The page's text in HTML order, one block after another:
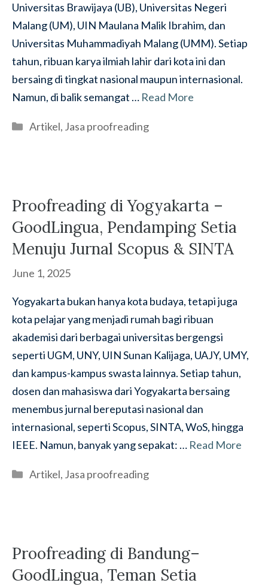
Universitas Brawijaya (UB), Universitas Negeri
Malang (UM), UIN Maulana Malik Ibrahim, dan
Universitas Muhammadiyah Malang (UMM). Setiap
tahun, ribuan karya ilmiah lahir dari kota ini dan
bersaing di tingkat nasional maupun internasional.
Namun, di balik semangat … Read More
Categories
Artikel, Jasa proofreading
Proofreading di Yogyakarta –
GoodLingua, Pendamping Setia
Menuju Jurnal Scopus & SINTA
June 1, 2025
Yogyakarta bukan hanya kota budaya, tetapi juga
kota pelajar yang menjadi rumah bagi ribuan
akademisi dari berbagai universitas bergengsi
seperti UGM, UNY, UIN Sunan Kalijaga, UAJY, UMY,
dan kampus-kampus swasta lainnya. Setiap tahun,
dosen dan mahasiswa dari Yogyakarta bersaing
menembus jurnal bereputasi nasional dan
internasional, seperti Scopus, SINTA, WoS, hingga
IEEE. Namun, banyak yang sepakat: … Read More
Categories
Artikel, Jasa proofreading
Proofreading di Bandung–
GoodLingua, Teman Setia